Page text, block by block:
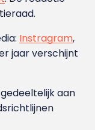
Instragram,
jaar verschijnt
aan